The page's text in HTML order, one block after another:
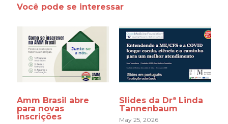
Você pode se interessar
Amm Brasil abre
para novas
inscrições
Slides da Drª Linda
Tannenbaum
May 25, 2026